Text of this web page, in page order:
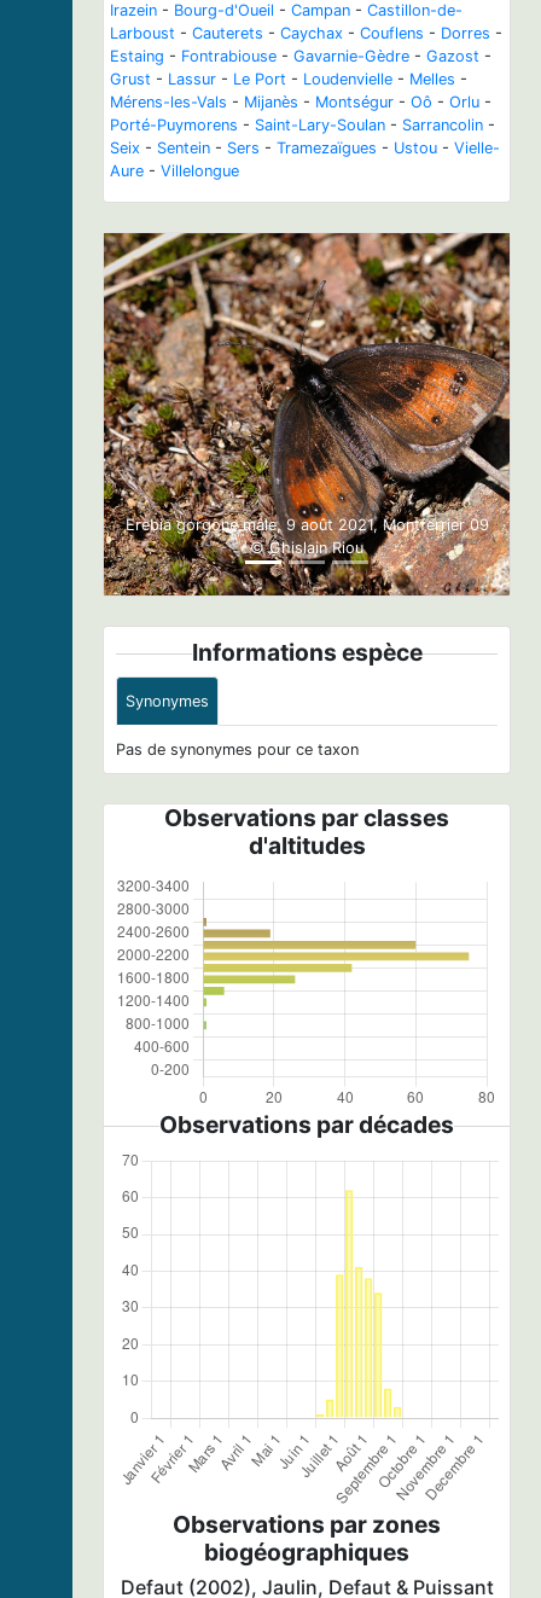
Irazein - Bourg-d'Oueil - Campan - Castillon-de-
Larboust - Cauterets - Caychax - Couflens - Dorres -
Estaing - Fontrabiouse - Gavarnie-Gèdre - Gazost -
Grust - Lassur - Le Port - Loudenvielle - Melles -
Mérens-les-Vals - Mijanès - Montségur - Oô - Orlu -
Porté-Puymorens - Saint-Lary-Soulan - Sarrancolin -
Seix - Sentein - Sers - Tramezaïgues - Ustou - Vielle-
Aure - Villelongue
Erebia gorgone mâle, 9 août 2021, Montferrier 09
© Ghislain Riou
Previous Next
Informations espèce
Synonymes
Pas de synonymes pour ce taxon
Observations par classes
d'altitudes
Observations par décades
Observations par zones
biogéographiques
Defaut (2002), Jaulin, Defaut & Puissant